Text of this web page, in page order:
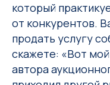
который
от конкурентов.
продать услугу
скажете: «Вот мой
автора